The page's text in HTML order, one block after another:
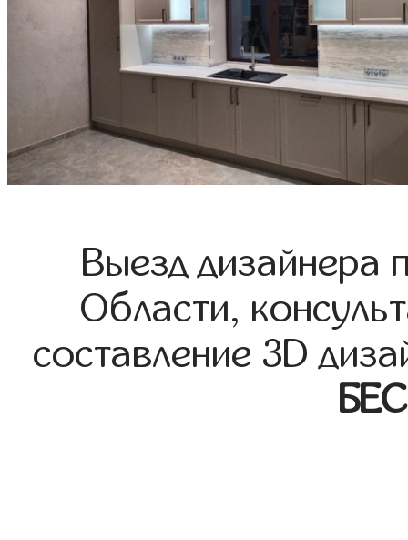
Выезд дизайнера
Области,
составление 3D